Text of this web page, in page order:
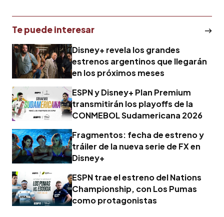
Te puede interesar
Disney+ revela los grandes
estrenos argentinos que llegarán
en los próximos meses
ESPN y Disney+ Plan Premium
transmitirán los playoffs de la
CONMEBOL Sudamericana 2026
Fragmentos: fecha de estreno y
tráiler de la nueva serie de FX en
Disney+
ESPN trae el estreno del Nations
Championship, con Los Pumas
como protagonistas